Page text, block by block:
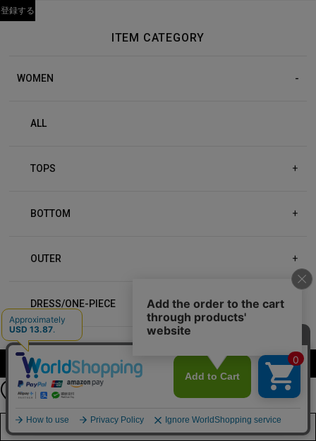
カラーを選択する（フリーサイズ）
店舗在庫を見る
ITEM CATEGORY
WOMEN
ALL
TOPS +
BOTTOM +
OUTER +
DRESS/ONE-PIECE
ACCESSORIES +
GOODS +
SELECT +
公式LINEアカウント
お友達登録で
最新情報を配信中
詳しくはこちら